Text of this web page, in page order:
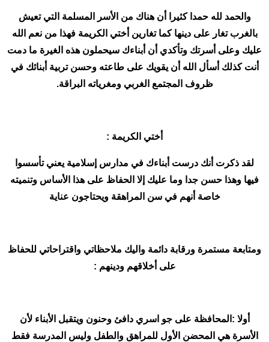
والحمد لله حمدا كثيرا أن هناك من الأسر المسلمة التي تعيش
بالغرب تغار على دينها كما تغارين أختي الكريمة فهذا من نعم الله
عليك وعلى أسرتك وتأكدي أن أبناءك سيحملون هذه الغيرة ما دمت
أنت كذلك أسأل الله أن يقويك على طاعته وحسن تربية أبنائك في
ظروف المجتمع الغربي ومغرياته البراقة.
أختي الكريمة :
لقد ذكرت أنك درست أبناءك في مدارس إسلامية يعني تأسسوا
فيها وهذا حسن جدا وما عليك إلا الحفاظ على هذا الأساس وتنميته
خاصة أنهم في سن المراهقة ويحتاجون عناية
ومتابعة مستمرة ورقابة دائمة واليك ملاحظاتي واقتراحاتي للحفاظ
على أخلاقهم ودينهم :
أولا :المحافظة على جو اسري دافئ وحنون ويتقبل الأبناء لأن
الأسرة هي المحضن الأول للمراهق والطفل وليس المدرسة فقط